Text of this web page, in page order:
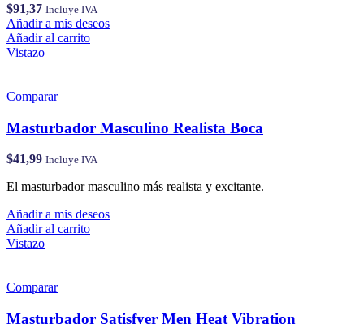
$91,37 Incluye IVA
Añadir a mis deseos
Añadir al carrito
Vistazo
Comparar
Masturbador Masculino Realista Boca
$41,99 Incluye IVA
El masturbador masculino más realista y excitante.
Añadir a mis deseos
Añadir al carrito
Vistazo
Comparar
Masturbador Satisfyer Men Heat Vibration